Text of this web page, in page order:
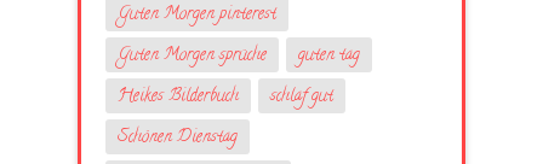
Guten Morgen pinterest
Guten Morgen sprüche
guten tag
Heikes Bilderbuch
schlaf gut
Schönen Dienstag